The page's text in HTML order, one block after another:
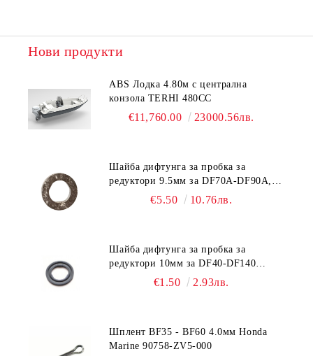
Ние ще се свържем с вас в рамките на работния ден.
Нови продукти
ABS Лодка 4.80м с централна
конзола TERHI 480CC
€11,760.00 23000.56лв.
Шайба дифтунга за пробка за
редуктори 9.5мм за DF70A-DF90A,
DF150-DF350 Suzuki 09168-10038
€5.50 10.76лв.
Шайба дифтунга за пробка за
редуктори 10мм за DF40-DF140
Suzuki 09168-10022
€1.50 2.93лв.
Шплент BF35 - BF60 4.0мм Honda
Marine 90758-ZV5-000